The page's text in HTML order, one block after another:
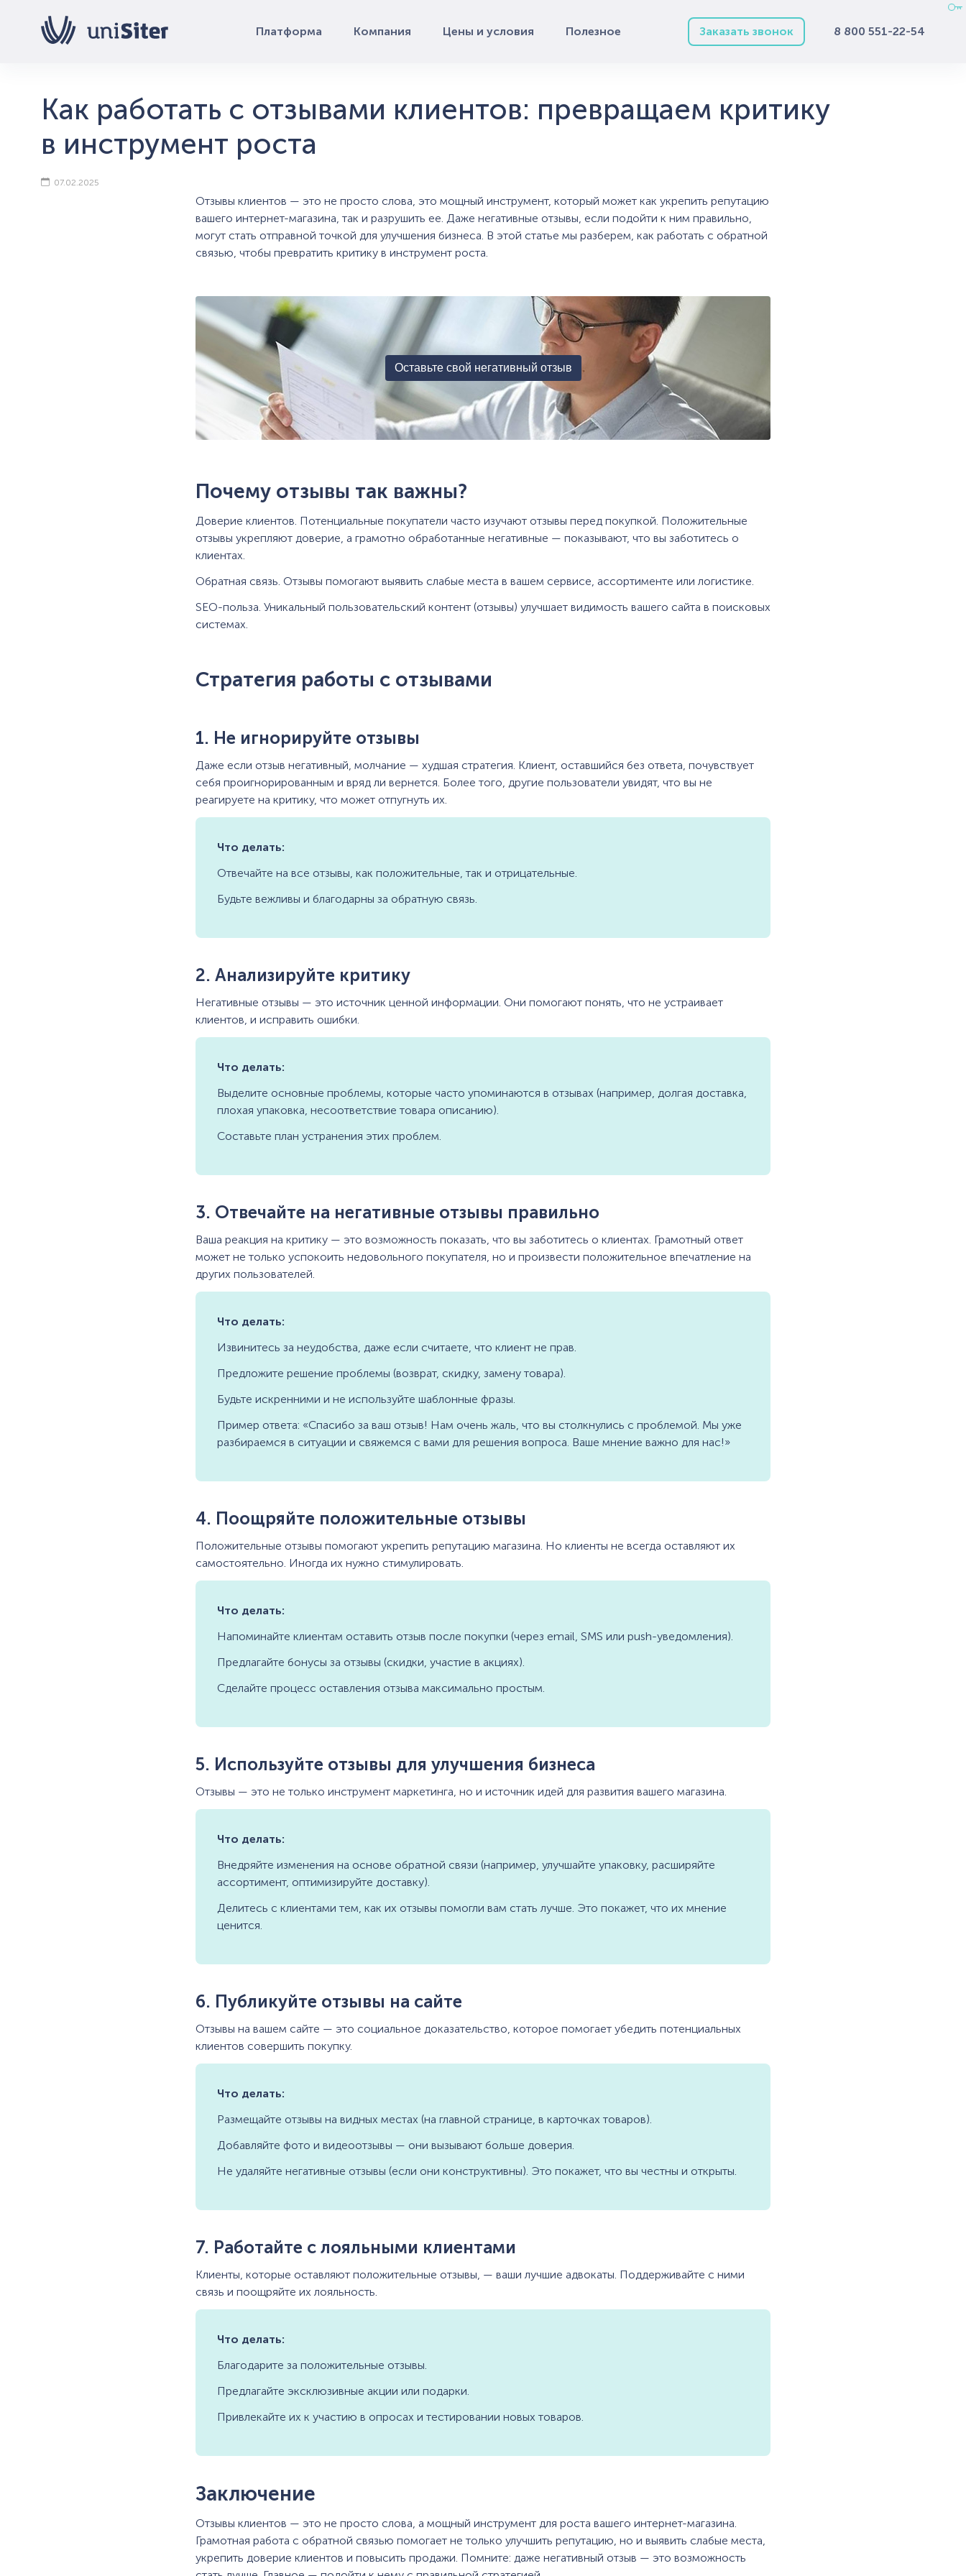
Платформа Компания Цены и условия Полезное 8 800 551-22-54
Заказать звонок
Как работать с отзывами клиентов: превращаем критику
в инструмент роста
07.02.2025
Отзывы клиентов — это не просто слова, это мощный инструмент, который может как укрепить репутацию
вашего интернет-магазина, так и разрушить ее. Даже негативные отзывы, если подойти к ним правильно,
могут стать отправной точкой для улучшения бизнеса. В этой статье мы разберем, как работать с обратной
связью, чтобы превратить критику в инструмент роста.
Почему отзывы так важны?
Доверие клиентов. Потенциальные покупатели часто изучают отзывы перед покупкой. Положительные
отзывы укрепляют доверие, а грамотно обработанные негативные — показывают, что вы заботитесь о
клиентах.
Обратная связь. Отзывы помогают выявить слабые места в вашем сервисе, ассортименте или логистике.
SEO-польза. Уникальный пользовательский контент (отзывы) улучшает видимость вашего сайта в поисковых
системах.
Стратегия работы с отзывами
1. Не игнорируйте отзывы
Даже если отзыв негативный, молчание — худшая стратегия. Клиент, оставшийся без ответа, почувствует
себя проигнорированным и вряд ли вернется. Более того, другие пользователи увидят, что вы не
реагируете на критику, что может отпугнуть их.
Что делать:
Отвечайте на все отзывы, как положительные, так и отрицательные.
Будьте вежливы и благодарны за обратную связь.
2. Анализируйте критику
Негативные отзывы — это источник ценной информации. Они помогают понять, что не устраивает
клиентов, и исправить ошибки.
Что делать:
Выделите основные проблемы, которые часто упоминаются в отзывах (например, долгая доставка,
плохая упаковка, несоответствие товара описанию).
Составьте план устранения этих проблем.
3. Отвечайте на негативные отзывы правильно
Ваша реакция на критику — это возможность показать, что вы заботитесь о клиентах. Грамотный ответ
может не только успокоить недовольного покупателя, но и произвести положительное впечатление на
других пользователей.
Что делать:
Извинитесь за неудобства, даже если считаете, что клиент не прав.
Предложите решение проблемы (возврат, скидку, замену товара).
Будьте искренними и не используйте шаблонные фразы.
Пример ответа: «Спасибо за ваш отзыв! Нам очень жаль, что вы столкнулись с проблемой. Мы уже
разбираемся в ситуации и свяжемся с вами для решения вопроса. Ваше мнение важно для нас!»
4. Поощряйте положительные отзывы
Положительные отзывы помогают укрепить репутацию магазина. Но клиенты не всегда оставляют их
самостоятельно. Иногда их нужно стимулировать.
Что делать:
Напоминайте клиентам оставить отзыв после покупки (через email, SMS или push-уведомления).
Предлагайте бонусы за отзывы (скидки, участие в акциях).
Сделайте процесс оставления отзыва максимально простым.
5. Используйте отзывы для улучшения бизнеса
Отзывы — это не только инструмент маркетинга, но и источник идей для развития вашего магазина.
Что делать:
Внедряйте изменения на основе обратной связи (например, улучшайте упаковку, расширяйте
ассортимент, оптимизируйте доставку).
Делитесь с клиентами тем, как их отзывы помогли вам стать лучше. Это покажет, что их мнение
ценится.
6. Публикуйте отзывы на сайте
Отзывы на вашем сайте — это социальное доказательство, которое помогает убедить потенциальных
клиентов совершить покупку.
Что делать:
Размещайте отзывы на видных местах (на главной странице, в карточках товаров).
Добавляйте фото и видеоотзывы — они вызывают больше доверия.
Не удаляйте негативные отзывы (если они конструктивны). Это покажет, что вы честны и открыты.
7. Работайте с лояльными клиентами
Клиенты, которые оставляют положительные отзывы, — ваши лучшие адвокаты. Поддерживайте с ними
связь и поощряйте их лояльность.
Что делать:
Благодарите за положительные отзывы.
Предлагайте эксклюзивные акции или подарки.
Привлекайте их к участию в опросах и тестировании новых товаров.
Заключение
Отзывы клиентов — это не просто слова, а мощный инструмент для роста вашего интернет-магазина.
Грамотная работа с обратной связью помогает не только улучшить репутацию, но и выявить слабые места,
укрепить доверие клиентов и повысить продажи. Помните: даже негативный отзыв — это возможность
Оставьте свой негативный отзыв